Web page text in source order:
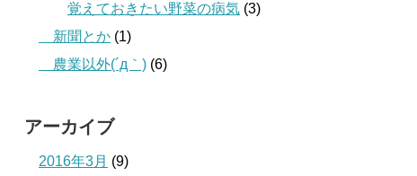
覚えておきたい野菜の病気 (3)
＿新聞とか (1)
＿農業以外(´д｀) (6)
アーカイブ
2016年3月 (9)